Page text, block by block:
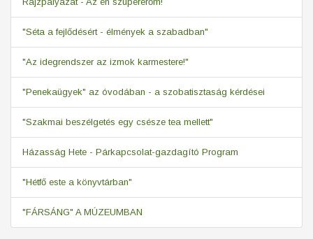
"Séta a fejlődésért - élmények a szabadban"
"Az idegrendszer az izmok karmestere!"
"Penekaügyek" az óvodában - a szobatisztaság kérdései
"Szakmai beszélgetés egy csésze tea mellett"
Házasság Hete - Párkapcsolat-gazdagító Program
"Hétfő este a könyvtárban"
"FÁRSÁNG" A MÚZEUMBAN